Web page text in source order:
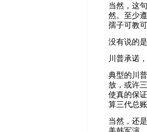
当然，这
然。至少
孺子可教可
没有说的
川普承诺
典型的川
放，或许
使真的保
算三代总
当然，还